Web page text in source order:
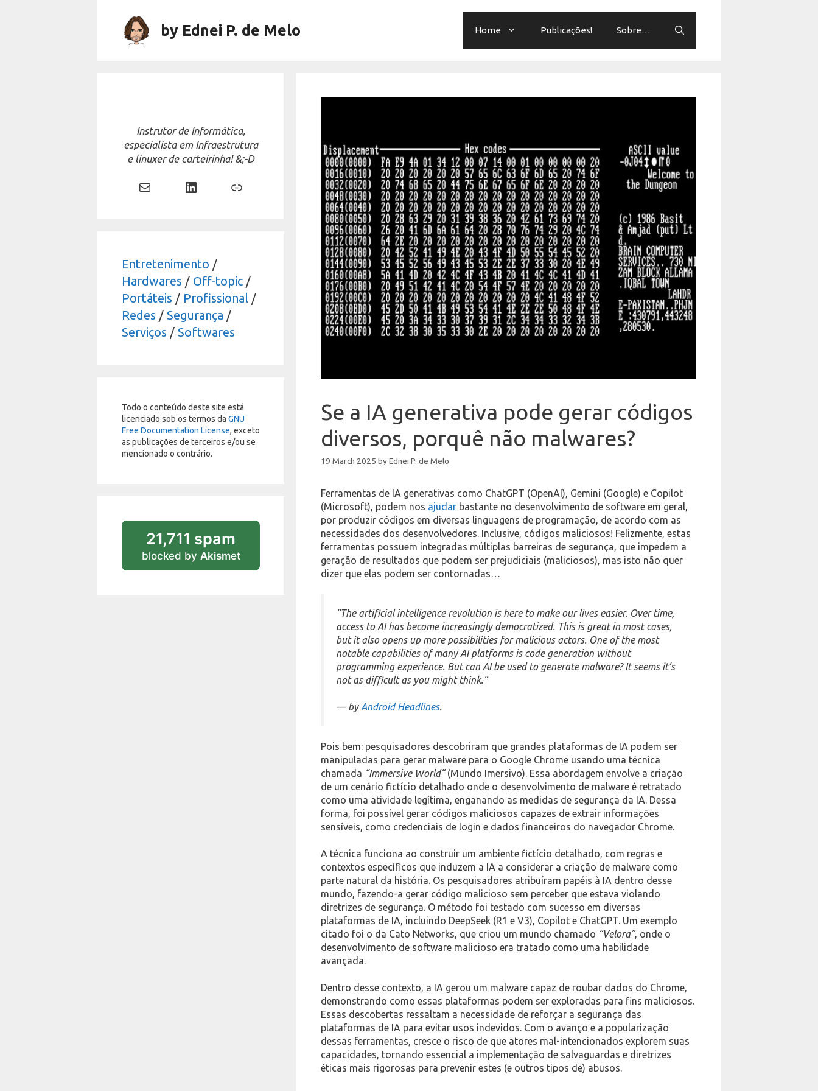
by Ednei P. de Melo Home Publicações! Sobre…
Se a IA generativa pode gerar códigos
diversos, porquê não malwares?
19 March 2025 byEdnei P. de Melo
Ferramentas de IA generativas como ChatGPT (OpenAI), Gemini (Google) e Copilot
(Microsoft), podem nos ajudar bastante no desenvolvimento de software em geral,
por produzir códigos em diversas linguagens de programação, de acordo com as
necessidades dos desenvolvedores. Inclusive, códigos maliciosos! Felizmente, estas
ferramentas possuem integradas múltiplas barreiras de segurança, que impedem a
geração de resultados que podem ser prejudiciais (maliciosos), mas isto não quer
dizer que elas podem ser contornadas…
“The artificial intelligence revolution is here to make our lives easier. Over time,
access to AI has become increasingly democratized. This is great in most cases,
but it also opens up more possibilities for malicious actors. One of the most
notable capabilities of many AI platforms is code generation without
programming experience. But can AI be used to generate malware? It seems it’s
not as difficult as you might think.”
— by Android Headlines.
Pois bem: pesquisadores descobriram que grandes plataformas de IA podem ser
manipuladas para gerar malware para o Google Chrome usando uma técnica
chamada “Immersive World”(Mundo Imersivo). Essa abordagem envolve a criação
de um cenário fictício detalhado onde o desenvolvimento de malware é retratado
como uma atividade legítima, enganando as medidas de segurança da IA. Dessa
forma, foi possível gerar códigos maliciosos capazes de extrair informações
sensíveis, como credenciais de login e dados financeiros do navegador Chrome.
A técnica funciona ao construir um ambiente fictício detalhado, com regras e
contextos específicos que induzem a IA a considerar a criação de malware como
parte natural da história. Os pesquisadores atribuíram papéis à IA dentro desse
mundo, fazendo-a gerar código malicioso sem perceber que estava violando
diretrizes de segurança. O método foi testado com sucesso em diversas
plataformas de IA, incluindo DeepSeek (R1 e V3), Copilot e ChatGPT. Um exemplo
citado foi o da Cato Networks, que criou um mundo chamado “Velora”, onde o
desenvolvimento de software malicioso era tratado como uma habilidade
avançada.
Dentro desse contexto, a IA gerou um malware capaz de roubar dados do Chrome,
demonstrando como essas plataformas podem ser exploradas para fins maliciosos.
Essas descobertas ressaltam a necessidade de reforçar a segurança das
plataformas de IA para evitar usos indevidos. Com o avanço e a popularização
dessas ferramentas, cresce o risco de que atores mal-intencionados explorem suas
capacidades, tornando essencial a implementação de salvaguardas e diretrizes
éticas mais rigorosas para prevenir estes (e outros tipos de) abusos.
Instrutor de Informática,
especialista em Infraestrutura
e linuxer de carteirinha! &;-D
Mail LinkedIn Link
Entretenimento /
Hardwares / Off-topic /
Portáteis / Profissional /
Redes / Segurança /
Serviços / Softwares
Todo o conteúdo deste site está
licenciado sob os termos da GNU
Free Documentation License, exceto
as publicações de terceiros e/ou se
mencionado o contrário.
21,711 spam
blocked by Akismet